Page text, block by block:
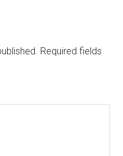
Required fields